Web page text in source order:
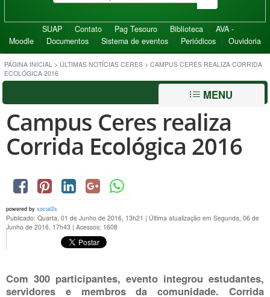
SUAP Contato Pag Tesouro Biblioteca
AVA -
Moodle
Documentos Sistema de eventos Periódicos Ouvidoria
PÁGINA INICIAL > ÚLTIMAS NOTÍCIAS CERES > CAMPUS CERES REALIZA CORRIDA
ECOLÓGICA 2016
MENU
Campus Ceres realiza
Corrida Ecológica 2016
powered by social2s
Publicado: Quarta, 01 de Junho de 2016, 13h21 | Última atualização em Segunda, 06 de
Junho de 2016, 17h43 | Acessos: 1608
Com 300 participantes, evento integrou estudantes,
servidores e membros da comunidade. Corrida